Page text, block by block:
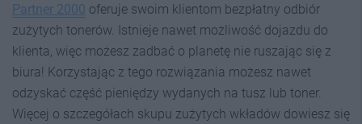
Partner 2000 oferuje swoim klientom bezpłatny odbiór
zużytych tonerów. Istnieje nawet możliwość dojazdu do
klienta, więc możesz zadbać o planetę nie ruszając się z
biura! Korzystając z tego rozwiązania możesz nawet
odzyskać część pieniędzy wydanych na tusz lub toner.
Więcej o szczegółach skupu zużytych wkładów dowiesz się